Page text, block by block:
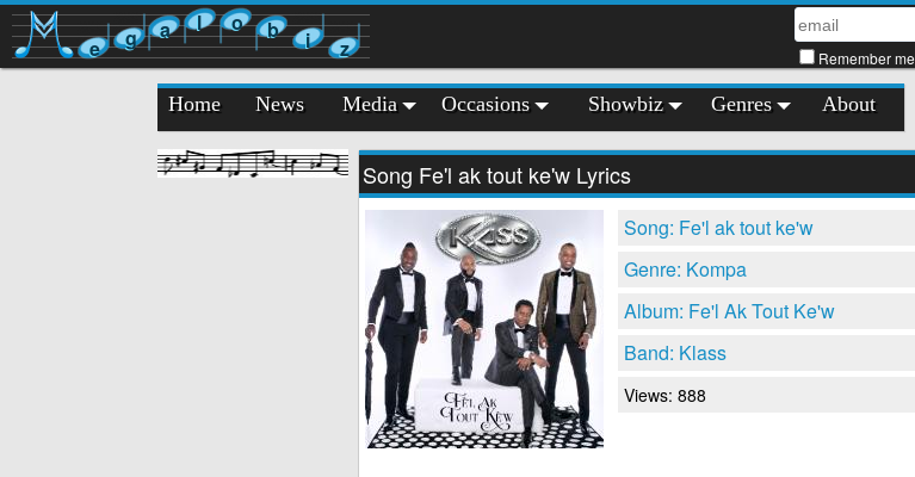
e g a l o b i z Remember me
Home News Media Occasions Showbiz Genres About
Song Fe'l ak tout ke'w Lyrics
Song: Fe'l ak tout ke'w
Genre: Kompa
Album: Fe'l Ak Tout Ke'w
Band: Klass
Views: 888